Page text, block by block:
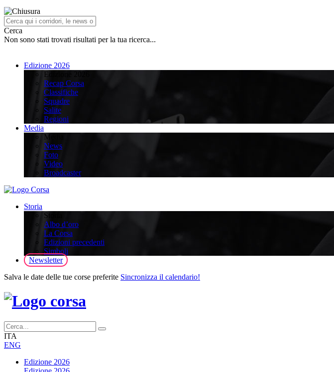
Cerca
Non sono stati trovati risultati per la tua ricerca...
Edizione 2026
Edizione 2026
Recap Corsa
Classifiche
Squadre
Salite
Regioni
Media
Media
News
Foto
Video
Broadcaster
Storia
Storia
Albo d’oro
La Corsa
Edizioni precedenti
Simboli
Newsletter
Salva le date delle tue corse preferite Sincronizza il calendario!
ITA
ENG
Edizione 2026